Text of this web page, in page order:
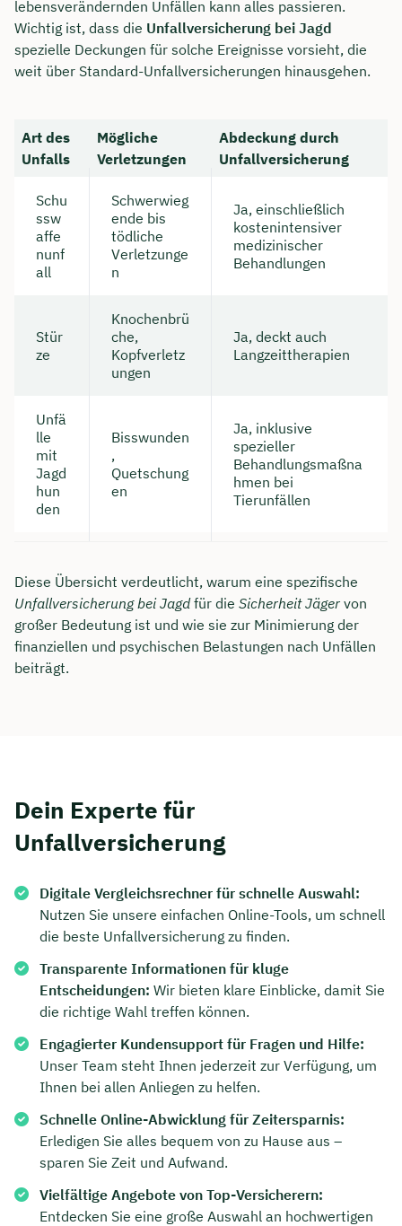
lebensverändernden Unfällen kann alles passieren.
Wichtig ist, dass die Unfallversicherung bei Jagd
spezielle Deckungen für solche Ereignisse vorsieht, die
weit über Standard-Unfallversicherungen hinausgehen.
Art des
Unfalls
Mögliche
Verletzungen
Abdeckung durch
Unfallversicherung
Schu
ssw
affe
nunf
all
Schwerwieg
ende bis
tödliche
Verletzunge
n
Ja, einschließlich
kostenintensiver
medizinischer
Behandlungen
Stür
ze
Knochenbrü
che,
Kopfverletz
ungen
Ja, deckt auch
Langzeittherapien
Unfä
lle
mit
Jagd
hun
den
Bisswunden
,
Quetschung
en
Ja, inklusive
spezieller
Behandlungsmaßna
hmen bei
Tierunfällen
Diese Übersicht verdeutlicht, warum eine spezifische
Unfallversicherung bei Jagdfür die Sicherheit Jäger von
großer Bedeutung ist und wie sie zur Minimierung der
finanziellen und psychischen Belastungen nach Unfällen
beiträgt.
Dein Experte für
Unfallversicherung
Digitale Vergleichsrechner für schnelle Auswahl:
Nutzen Sie unsere einfachen Online-Tools, um schnell
die beste Unfallversicherung zu finden.
Transparente Informationen für kluge
Entscheidungen: Wir bieten klare Einblicke, damit Sie
die richtige Wahl treffen können.
Engagierter Kundensupport für Fragen und Hilfe:
Unser Team steht Ihnen jederzeit zur Verfügung, um
Ihnen bei allen Anliegen zu helfen.
Schnelle Online-Abwicklung für Zeitersparnis:
Erledigen Sie alles bequem von zu Hause aus –
sparen Sie Zeit und Aufwand.
Vielfältige Angebote von Top-Versicherern:
Entdecken Sie eine große Auswahl an hochwertigen